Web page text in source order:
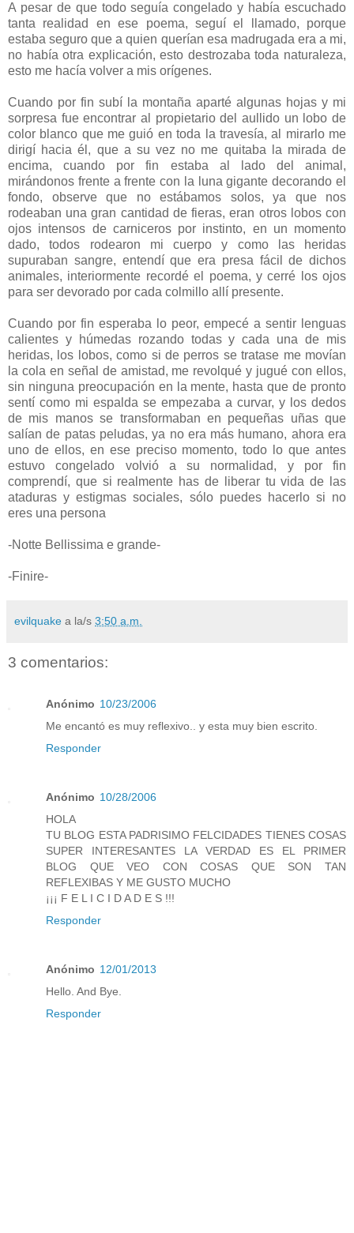
A pesar de que todo seguía congelado y había escuchado
tanta realidad en ese poema, seguí el llamado, porque
estaba seguro que a quien querían esa madrugada era a mi,
no había otra explicación, esto destrozaba toda naturaleza,
esto me hacía volver a mis orígenes.
Cuando por fin subí la montaña aparté algunas hojas y mi
sorpresa fue encontrar al propietario del aullido un lobo de
color blanco que me guió en toda la travesía, al mirarlo me
dirigí hacia él, que a su vez no me quitaba la mirada de
encima, cuando por fin estaba al lado del animal,
mirándonos frente a frente con la luna gigante decorando el
fondo, observe que no estábamos solos, ya que nos
rodeaban una gran cantidad de fieras, eran otros lobos con
ojos intensos de carniceros por instinto, en un momento
dado, todos rodearon mi cuerpo y como las heridas
supuraban sangre, entendí que era presa fácil de dichos
animales, interiormente recordé el poema, y cerré los ojos
para ser devorado por cada colmillo allí presente.
Cuando por fin esperaba lo peor, empecé a sentir lenguas
calientes y húmedas rozando todas y cada una de mis
heridas, los lobos, como si de perros se tratase me movían
la cola en señal de amistad, me revolqué y jugué con ellos,
sin ninguna preocupación en la mente, hasta que de pronto
sentí como mi espalda se empezaba a curvar, y los dedos
de mis manos se transformaban en pequeñas uñas que
salían de patas peludas, ya no era más humano, ahora era
uno de ellos, en ese preciso momento, todo lo que antes
estuvo congelado volvió a su normalidad, y por fin
comprendí, que si realmente has de liberar tu vida de las
ataduras y estigmas sociales, sólo puedes hacerlo si no
eres una persona
-Notte Bellissima e grande-
-Finire-
evilquake a la/s 3:50 a.m.
3 comentarios:
Anónimo 10/23/2006
Me encantó es muy reflexivo.. y esta muy bien escrito.
Responder
Anónimo 10/28/2006
HOLA
TU BLOG ESTA PADRISIMO FELCIDADES TIENES COSAS
SUPER INTERESANTES LA VERDAD ES EL PRIMER
BLOG QUE VEO CON COSAS QUE SON TAN
REFLEXIBAS Y ME GUSTO MUCHO
¡¡¡ F E L I C I D A D E S !!!
Responder
Anónimo 12/01/2013
Hello. And Bye.
Responder